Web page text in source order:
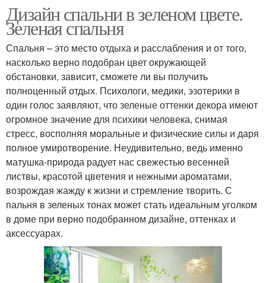
Дизайн спальни в зеленом цвете.
Зеленая спальня
Спальня – это место отдыха и расслабления и от того,
насколько верно подобран цвет окружающей
обстановки, зависит, сможете ли вы получить
полноценный отдых. Психологи, медики, эзотерики в
один голос заявляют, что зеленые оттенки декора имеют
огромное значение для психики человека, снимая
стресс, восполняя моральные и физические силы и даря
полное умиротворение. Неудивительно, ведь именно
матушка-природа радует нас свежестью весенней
листвы, красотой цветения и нежными ароматами,
возрождая жажду к жизни и стремление творить. С
пальня в зеленых тонах может стать идеальным уголком
в доме при верно подобранном дизайне, оттенках и
аксессуарах.